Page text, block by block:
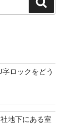
ロックをどう
地下にある室